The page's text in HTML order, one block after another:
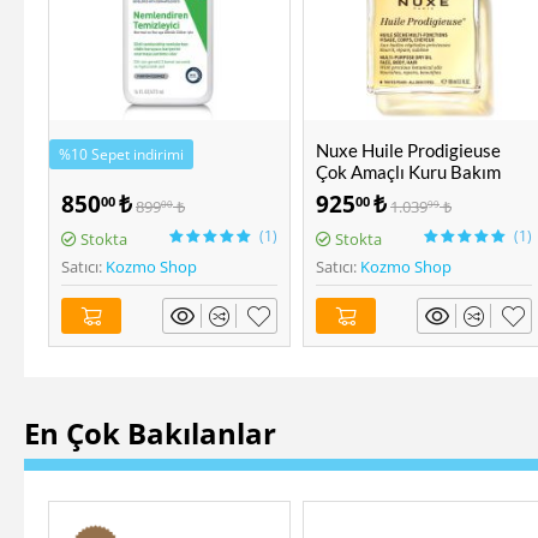
Nuxe Huile Prodigieuse
Çok Amaçlı Kuru Bakım
Yağı 100 ML
92500 ₺1.03999
Stokta
(1)
Satıcı: Kozmo Shop
Nuxe Sun Güneşsiz
Bronzlaştırıcı Krem 100
ML
1.24900 ₺1.29900
Stokta
Satıcı: Kozmo Shop
En Çok Bakılanlar